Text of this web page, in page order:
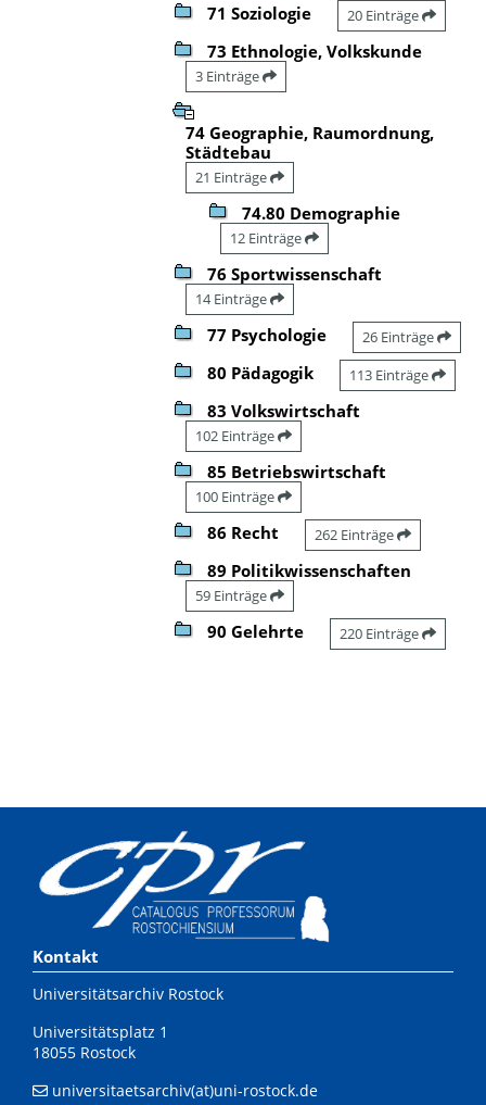
71 Soziologie 20 Einträge
73 Ethnologie, Volkskunde
3 Einträge
74 Geographie, Raumordnung,
Städtebau
21 Einträge
74.80 Demographie
12 Einträge
76 Sportwissenschaft
14 Einträge
77 Psychologie 26 Einträge
80 Pädagogik 113 Einträge
83 Volkswirtschaft
102 Einträge
85 Betriebswirtschaft
100 Einträge
86 Recht 262 Einträge
89 Politikwissenschaften
59 Einträge
90 Gelehrte 220 Einträge
Kontakt
Universitätsarchiv Rostock
Universitätsplatz 1
18055 Rostock
universitaetsarchiv(at)uni-rostock.de